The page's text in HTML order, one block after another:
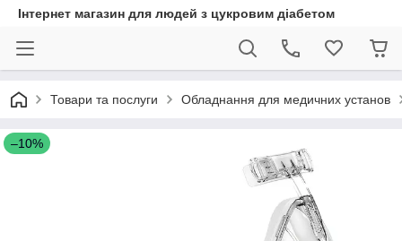
Інтернет магазин для людей з цукровим діабетом
Товари та послуги Обладнання для медичних установ
–10%